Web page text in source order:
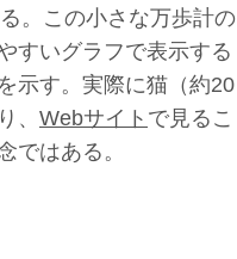
。この小さな万歩計の
すいグラフで表示する
示す。実際に猫（約20
、 Webサイト で見るこ
ではある。